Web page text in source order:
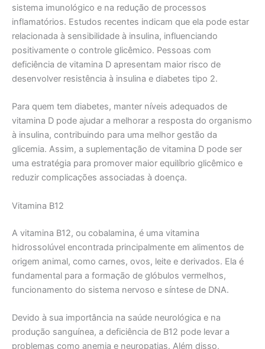
sistema imunológico e na redução de processos
inflamatórios. Estudos recentes indicam que ela pode estar
relacionada à sensibilidade à insulina, influenciando
positivamente o controle glicêmico. Pessoas com
deficiência de vitamina D apresentam maior risco de
desenvolver resistência à insulina e diabetes tipo 2.
Para quem tem diabetes, manter níveis adequados de
vitamina D pode ajudar a melhorar a resposta do organismo
à insulina, contribuindo para uma melhor gestão da
glicemia. Assim, a suplementação de vitamina D pode ser
uma estratégia para promover maior equilíbrio glicêmico e
reduzir complicações associadas à doença.
Vitamina B12
A vitamina B12, ou cobalamina, é uma vitamina
hidrossolúvel encontrada principalmente em alimentos de
origem animal, como carnes, ovos, leite e derivados. Ela é
fundamental para a formação de glóbulos vermelhos,
funcionamento do sistema nervoso e síntese de DNA.
Devido à sua importância na saúde neurológica e na
produção sanguínea, a deficiência de B12 pode levar a
problemas como anemia e neuropatias. Além disso,